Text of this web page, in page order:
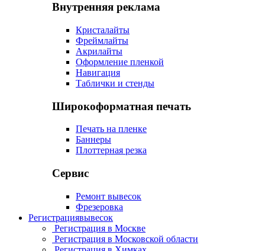
Внутренняя реклама
Кристалайты
Фреймлайты
Акрилайты
Оформление пленкой
Навигация
Таблички и стенды
Широкоформатная печать
Печать на пленке
Баннеры
Плоттерная резка
Сервис
Ремонт вывесок
Фрезеровка
Регистрациявывесок
Регистрация в Москве
Регистрация в Московской области